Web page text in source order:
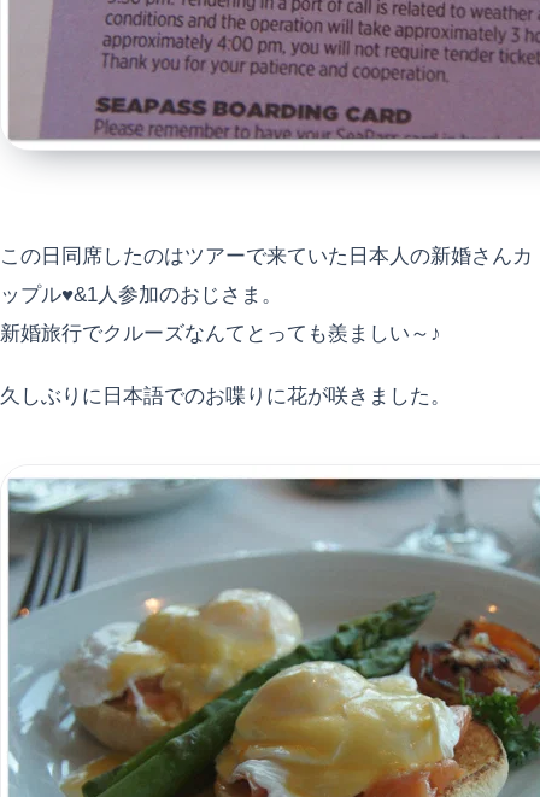
この日同席したのはツアーで来ていた日本人の新婚さんカ
ップル♥&1人参加のおじさま。
新婚旅行でクルーズなんてとっても羨ましい～♪
久しぶりに日本語でのお喋りに花が咲きました。